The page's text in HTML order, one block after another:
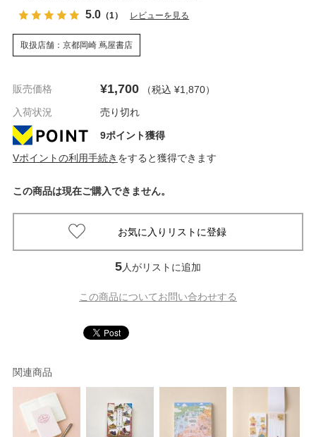
5.0 （1） レビューを見る
取扱店舗：京都岡崎 蔦屋書店
販売価格 ¥1,700 （税込 ¥1,870）
入荷状況
売り切れ
9ポイント獲得
Vポイントの利用手続き をすると獲得できます
この商品は現在ご購入できません。
5人がリストに追加
この商品についてお問い合わせする
関連商品